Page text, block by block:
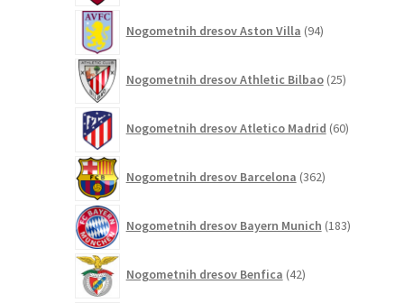
Nogometnih dresov Aston Villa 94izdelkov
Nogometnih dresov Athletic Bilbao 25izdelkov
Nogometnih dresov Atletico Madrid 60izdelkov
Nogometnih dresov Barcelona 362izdelkov
Nogometnih dresov Bayern Munich 183izdelkov
Nogometnih dresov Benfica 42izdelkov